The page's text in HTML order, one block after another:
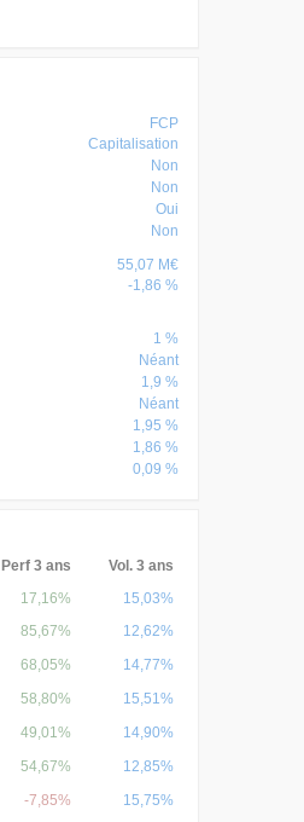
FCP
Capitalisation
Non
Non
Oui
Non
55,07 M€
-1,86 %
1 %
Néant
1,9 %
Néant
1,95 %
1,86 %
0,09 %
Perf 3 ans
Vol. 3 ans
17,16%
15,03%
85,67% 12,62%
68,05% 14,77%
58,80% 15,51%
49,01% 14,90%
54,67% 12,85%
-7,85% 15,75%